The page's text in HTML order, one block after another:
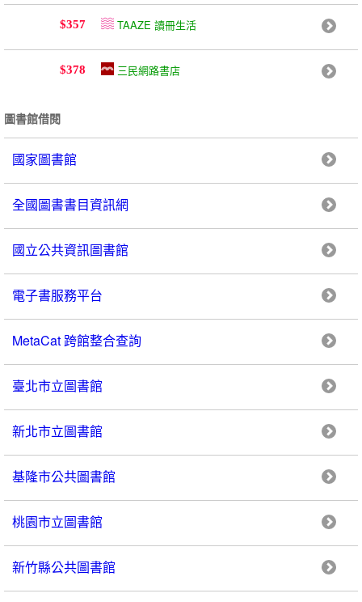
$357 TAAZE 讀冊生活
$378 三民網路書店
圖書館借閱
國家圖書館
全國圖書書目資訊網
國立公共資訊圖書館
電子書服務平台
MetaCat 跨館整合查詢
臺北市立圖書館
新北市立圖書館
基隆市公共圖書館
桃園市立圖書館
新竹縣公共圖書館